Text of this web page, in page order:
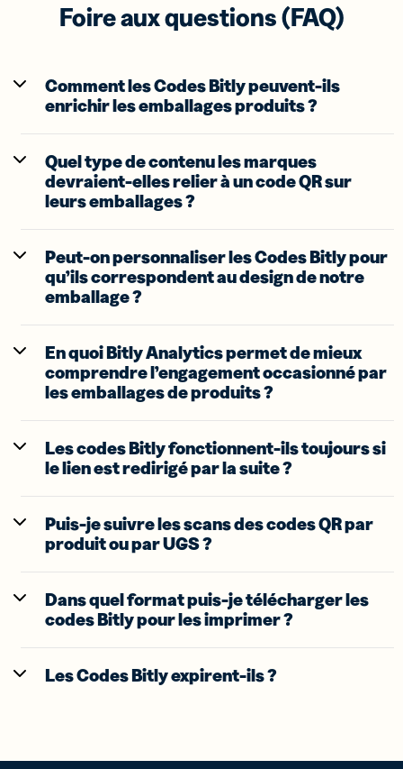
Foire aux questions (FAQ)
Comment les Codes Bitly peuvent-ils
enrichir les emballages produits ?
Quel type de contenu les marques
devraient-elles relier à un code QR sur
leurs emballages ?
Peut-on personnaliser les Codes Bitly pour
qu’ils correspondent au design de notre
emballage ?
En quoi Bitly Analytics permet de mieux
comprendre l’engagement occasionné par
les emballages de produits ?
Les codes Bitly fonctionnent-ils toujours si
le lien est redirigé par la suite ?
Puis-je suivre les scans des codes QR par
produit ou par UGS ?
Dans quel format puis-je télécharger les
codes Bitly pour les imprimer ?
Les Codes Bitly expirent-ils ?